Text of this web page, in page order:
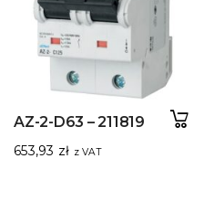
AZ-2-D63 – 211819
653,93 zł z VAT